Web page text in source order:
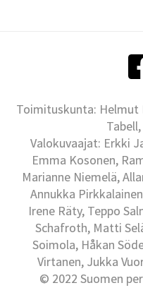
Toimituskunta: Helmut
Valokuvaajat: Erkki
Emma Kosonen,
Marianne Niemelä,
Annukka
Irene Räty, Teppo
Schafroth, Matti
Soimola, Håkan
Virtanen, Jukka
© 2022 Suomen